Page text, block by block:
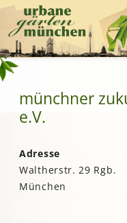
münchner
e.V.
Adresse
Waltherstr. 29 Rgb.
München